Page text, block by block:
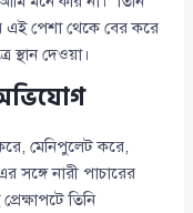
এই পেশা থেকে বের করে
স্থান দেওয়া।
মেনিপুলেট করে,
সঙ্গে নারী পাচারের
তিনি